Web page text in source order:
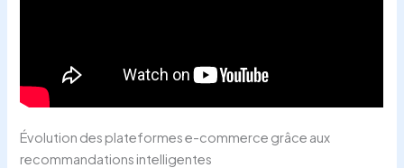
Évolution des plateformes e-commerce grâce aux
recommandations intelligentes